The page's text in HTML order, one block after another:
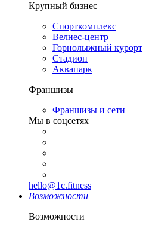
Крупный бизнес
Спорткомплекс
Велнес-центр
Горнолыжный курорт
Стадион
Аквапарк
Франшизы
Франшизы и сети
Мы в соцсетях
hello@1c.fitness
Возможности
Возможности